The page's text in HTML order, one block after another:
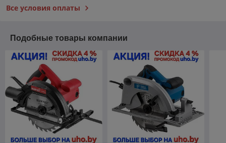
Все условия оплаты
Подобные товары компании